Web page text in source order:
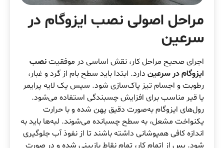
مراحل اصولی نصب ایزوگام در
سرعین
اجرای صحیح مراحل کار، نقش اساسی در موفقیتنصب
ایزوگام در سرعین دارد. ابتدا باید سطح بام از گرد و غبار،
رطوبت و اجسام تیز پاک‌سازی شود. سپس یک لایه پرایمر
یا قیر مناسب برای افزایش چسبندگی استفاده می‌شود.
رول‌های ایزوگام به‌صورت دقیق پهن شده و با حرارت
یکنواخت مشعل، به سطح چسبانده می‌شوند. لبه‌ها باید به
اندازه کافی همپوشانی داشته باشند تا از نفوذ آب جلوگیری
شود. پس از اتمام کار، تمام نقاط بازبینی شده و در صورت